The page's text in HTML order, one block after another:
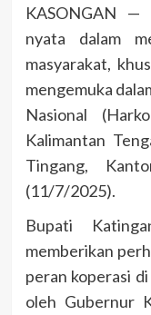
KASONGAN —
nyata dalam
masyarakat,
mengemuka
Nasional
Kalimantan
Tingang,
(11/7/2025).
Bupati
memberikan
peran koperasi
oleh Gubernur